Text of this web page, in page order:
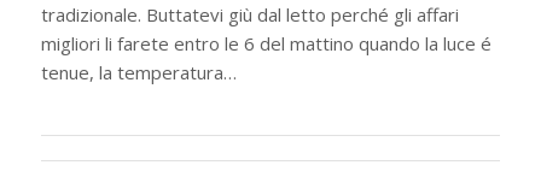
tradizionale. Buttatevi giù dal letto perché gli affari
migliori li farete entro le 6 del mattino quando la luce é
tenue, la temperatura…